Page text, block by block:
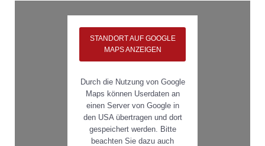
STANDORT AUF GOOGLE
MAPS ANZEIGEN
Durch die Nutzung von Google
Maps können Userdaten an
einen Server von Google in
den USA übertragen und dort
gespeichert werden. Bitte
beachten Sie dazu auch